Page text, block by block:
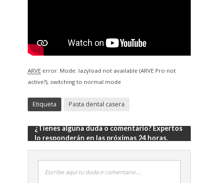
ARVEerror: Mode: lazyload not available (ARVE Pro not
active?), switching to normal mode
Etiqueta Pasta dental casera
¿Tienes alguna duda o comentario? Expertos
lo responderán en las próximas 24 horas.
Escribe aquí tu duda o comentario....